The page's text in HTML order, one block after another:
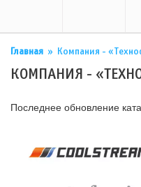
Главная » Компания -
КОМПАНИЯ -
Последнее обновление